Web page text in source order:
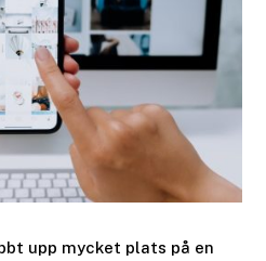
upp mycket plats på en